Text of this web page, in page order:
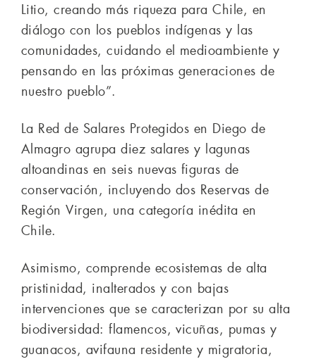
Litio, creando más riqueza para Chile, en
diálogo con los pueblos indígenas y las
comunidades, cuidando el medioambiente y
pensando en las próximas generaciones de
nuestro pueblo”.
La Red de Salares Protegidos en Diego de
Almagro agrupa diez salares y lagunas
altoandinas en seis nuevas figuras de
conservación, incluyendo dos Reservas de
Región Virgen, una categoría inédita en
Chile.
Asimismo, comprende ecosistemas de alta
pristinidad, inalterados y con bajas
intervenciones que se caracterizan por su alta
biodiversidad: flamencos, vicuñas, pumas y
guanacos, avifauna residente y migratoria,